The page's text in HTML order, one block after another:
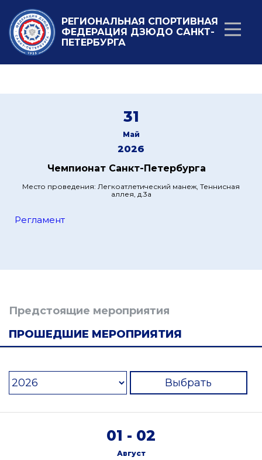
РЕГИОНАЛЬНАЯ СПОРТИВНАЯ
ФЕДЕРАЦИЯ ДЗЮДО САНКТ-
ПЕТЕРБУРГА
31
Май
2026
Чемпионат Санкт-Петербурга
Место проведения: Легкоатлетический манеж, Теннисная
аллея, д.3а
Регламент
Предстоящие мероприятия
ПРОШЕДШИЕ МЕРОПРИЯТИЯ
Выбрать
01 - 02
Август